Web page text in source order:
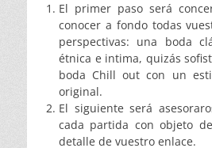
El primer paso será
conocer a fondo todas
perspectivas: una boda
étnica e intima, quizás
boda Chill out con un
original.
El siguiente será
cada partida con objeto
detalle de vuestro enlace.